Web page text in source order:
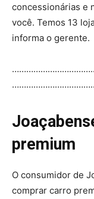
concessionárias e
você. Temos 13
informa o gerente.
premium
O consumidor de
comprar carro